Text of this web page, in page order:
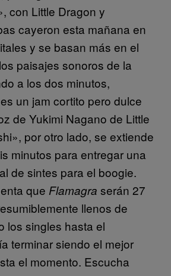
con Little Dragon y
cayeron esta mañana en
y se basan más en el
paisajes sonoros de la
a los dos minutos,
un jam cortito pero dulce
de Yukimi Nagano de Little
por otro lado, se extiende
minutos para entregar una
de sintes para el boogie.
que Flamagra serán 27
llenos de
los singles hasta el
terminar siendo el mejor
el momento. Escucha